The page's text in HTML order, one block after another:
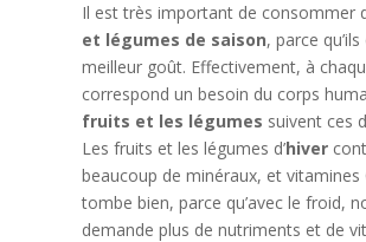
Il est très important de consommer
et légumes de saison, parce
meilleur goût. Effectivement, à
correspond un besoin du corps
fruits et les légumes suivent ces
Les fruits et les légumes d’hiver
beaucoup de minéraux, et vitamines
tombe bien, parce qu’avec le froid,
demande plus de nutriments et de